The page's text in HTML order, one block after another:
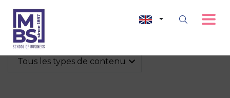
Tous les types de contenu